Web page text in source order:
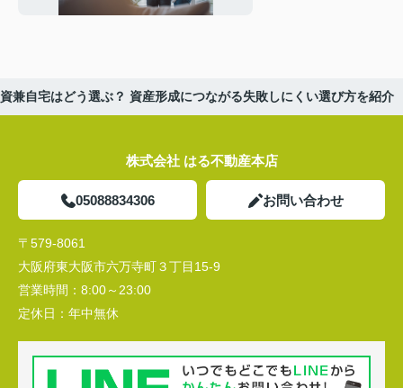
兼自宅はどう選ぶ？ 資産形成につながる失敗しにくい選び方を紹介
株式会社 はる不動産本店
05088834306 お問い合わせ
〒579-8061
大阪府東大阪市六万寺町３丁目15-9
営業時間： 8:00～23:00
定休日： 年中無休